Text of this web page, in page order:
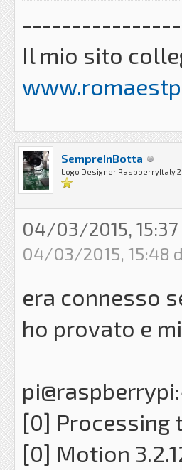
Il mio sito
SempreInBotta
Logo Designer RaspberryItaly
04/03/2015, 15:37
04/03/2015, 15:48
era connesso
ho provato e
[0]
[0] Motion